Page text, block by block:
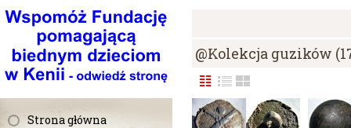
Strona główna
@Kolekcja guzików